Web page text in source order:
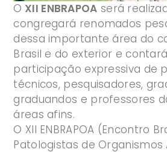
O XII ENBRAPOA será
congregará renomados
dessa importante área do
Brasil e do exterior e
participação expressiva de
técnicos, pesquisadores,
graduandos e professores
áreas afins.
O XII ENBRAPOA (Encontro
Patologistas de